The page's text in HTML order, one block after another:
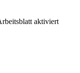
aktiviert